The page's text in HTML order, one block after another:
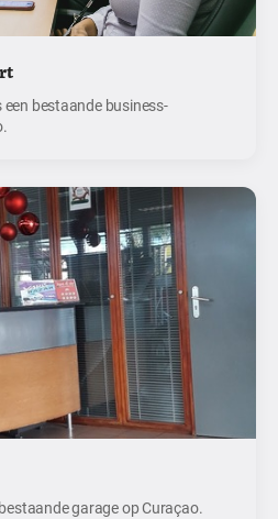
bestaande business-
garage op Curaçao.